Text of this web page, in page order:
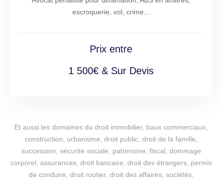
escroquerie, vol, crime...
Prix entre
1 500€ & Sur Devis
Et aussi les domaines du droit immobilier, baux commerciaux,
construction, urbanisme, droit public, droit de la famille,
succession, sécurité sociale, patrimoine, fiscal, dommage
corporel, assurances, droit bancaire, droit des étrangers, permis
de conduire, droit routier, droit des affaires, sociétés,